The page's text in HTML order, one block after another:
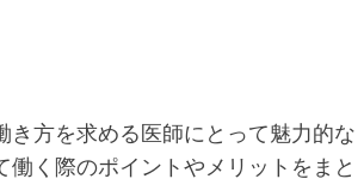
方を求める医師にとって魅力的な
く際のポイントやメリットをまと